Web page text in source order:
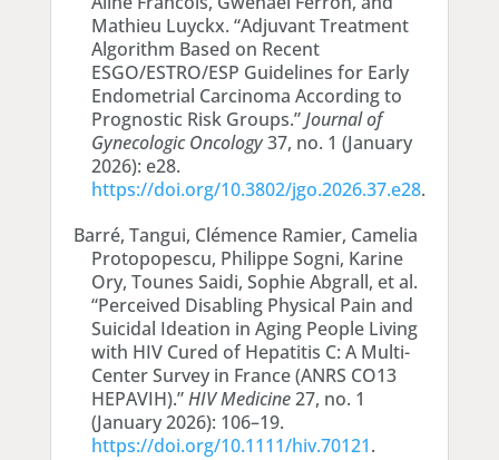
Mathieu Luyckx. “Adjuvant Treatment
Algorithm Based on Recent
ESGO/ESTRO/ESP Guidelines for Early
Endometrial Carcinoma According to
Prognostic Risk Groups.”Journal of
Gynecologic Oncology37, no. 1 (January
2026): e28.
https://doi.org/10.3802/jgo.2026.37.e28.
Barré, Tangui, Clémence Ramier, Camelia
Protopopescu, Philippe Sogni, Karine
Ory, Tounes Saidi, Sophie Abgrall, et al.
“Perceived Disabling Physical Pain and
Suicidal Ideation in Aging People Living
with HIV Cured of Hepatitis C: A Multi-
Center Survey in France (ANRS CO13
HEPAVIH).”HIV Medicine27, no. 1
(January 2026): 106–19.
https://doi.org/10.1111/hiv.70121.